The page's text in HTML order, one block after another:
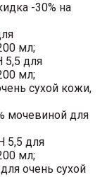
-30% на
мл;
5,5 для
мл;
сухой кожи,
мочевиной для
5,5 для
мл;
очень сухой